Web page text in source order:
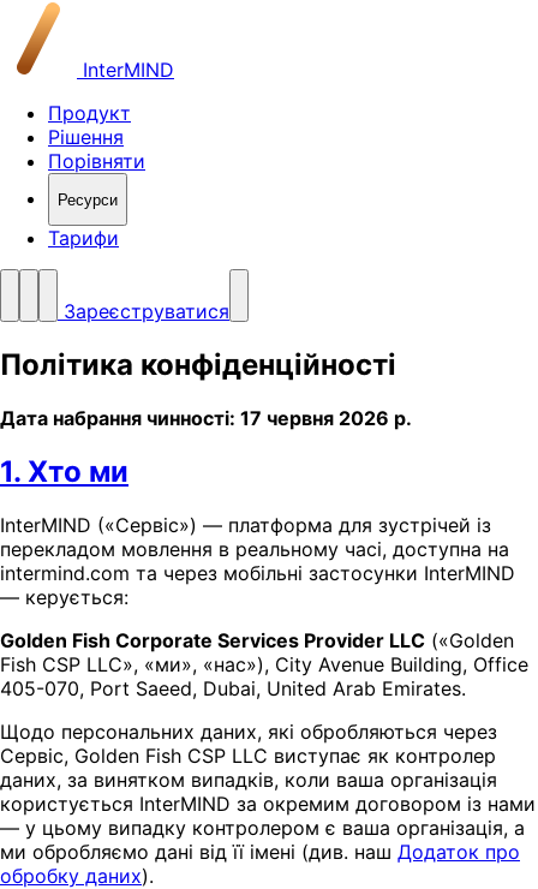
InterMIND
Продукт
Рішення
Порівняти
Ресурси
Тарифи
Зареєструватися
Політика конфіденційності
Дата набрання чинності: 17 червня 2026 р.
1. Хто ми
InterMIND («Сервіс») — платформа для зустрічей із
перекладом мовлення в реальному часі, доступна на
intermind.com та через мобільні застосунки InterMIND
— керується:
Golden Fish Corporate Services Provider LLC («Golden
Fish CSP LLC», «ми», «нас»), City Avenue Building, Office
405-070, Port Saeed, Dubai, United Arab Emirates.
Щодо персональних даних, які обробляються через
Сервіс, Golden Fish CSP LLC виступає як контролер
даних, за винятком випадків, коли ваша організація
користується InterMIND за окремим договором із нами
— у цьому випадку контролером є ваша організація, а
ми обробляємо дані від її імені (див. наш Додаток про
обробку даних).